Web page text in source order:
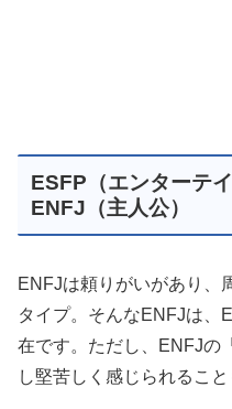
ESFP（エンターテ
ENFJ（主人公）
ENFJは頼りがいがあり、
タイプ。そんなENFJは、
在です。ただし、ENFJの
し堅苦しく感じられるこ